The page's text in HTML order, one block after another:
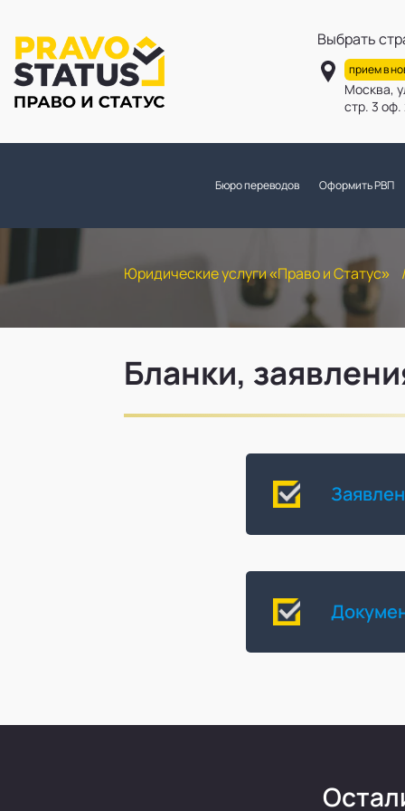
Выбрать
прием в
Москва,
стр. 3
Бюро переводов Оформить РВП
Юридические услуги «Право и Статус»
Бланки,